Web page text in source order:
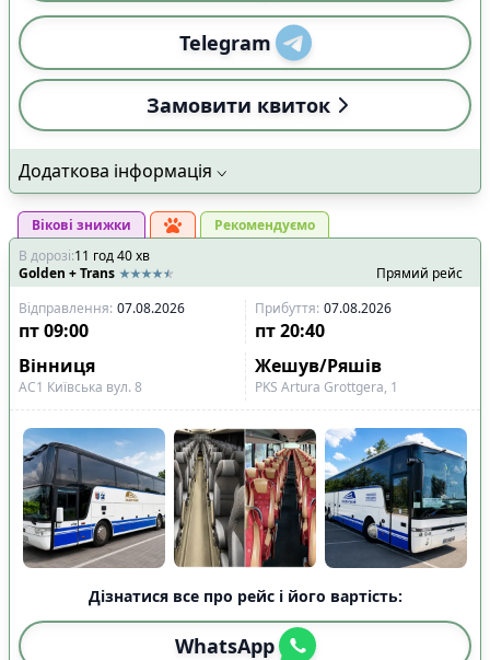
Telegram
Замовити квиток
Додаткова інформація
Вікові знижки
Рекомендуємо
В дорозі:11 год40хв
Golden + Trans
Прямий рейс
Відправлення: 07.08.2026 Прибуття: 07.08.2026
пт09:00 пт 20:40
Вінниця
Жешув/Ряшів
АС1 Київська вул. 8 PKS Artura Grottgera, 1
Дізнатися все про рейс і його вартість:
WhatsApp